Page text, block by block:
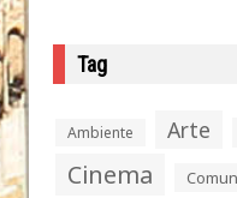
Tag
Ambiente Arte
Cinema